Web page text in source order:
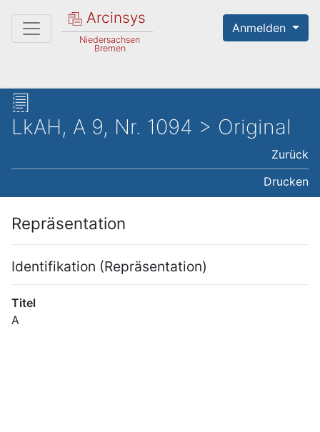
Arcinsys
Niedersachsen
Bremen
Anmelden
LkAH, A 9, Nr. 1094 > Original
Zurück
Drucken
Repräsentation
Identifikation (Repräsentation)
Titel
A